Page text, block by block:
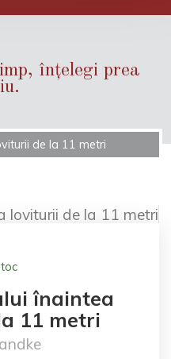
înțelegi prea
de la 11 metri
înaintea
11 metri